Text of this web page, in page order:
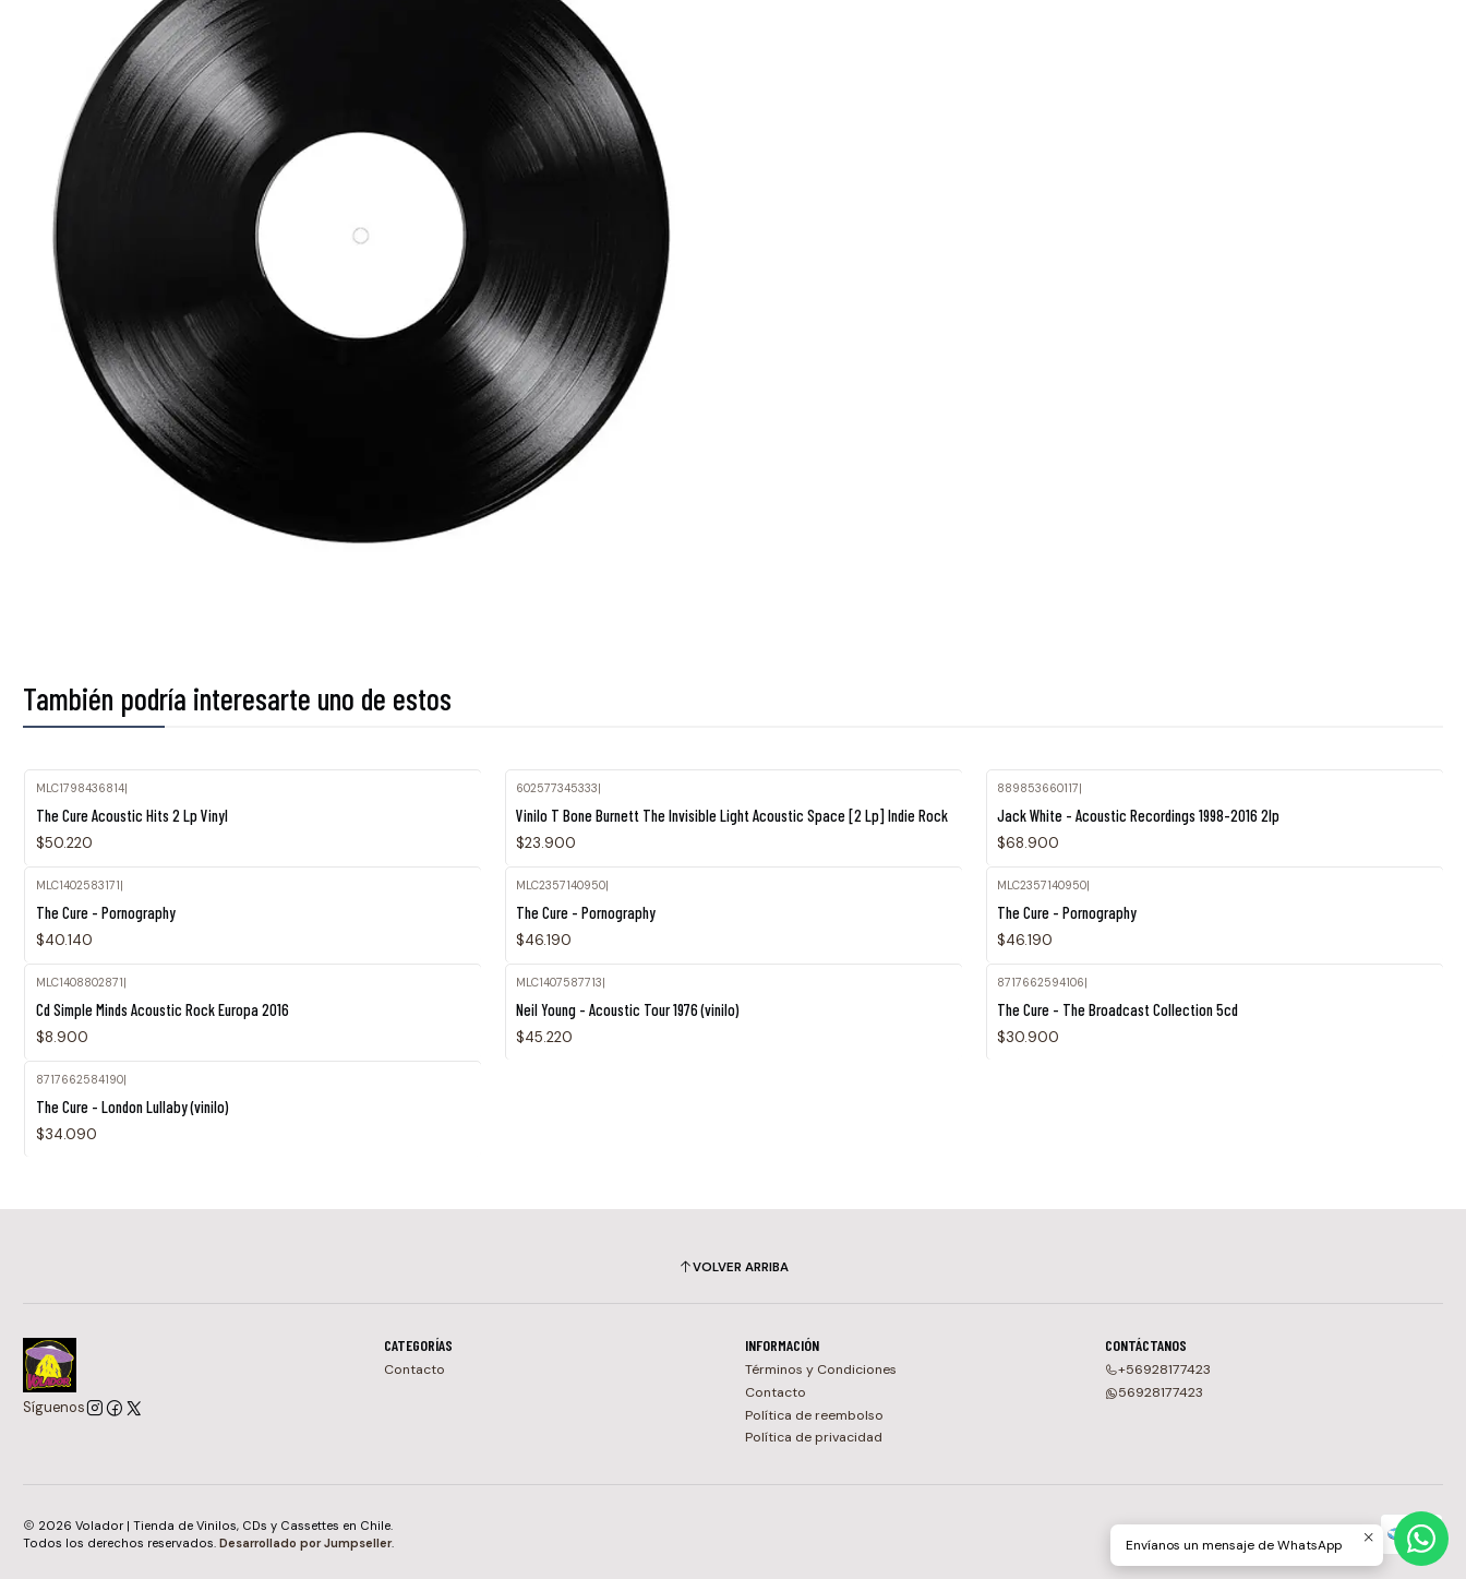
También podría interesarte uno de estos
MLC1798436814|
The Cure Acoustic Hits 2 Lp Vinyl
$50.220
602577345333|
Vinilo T Bone Burnett The Invisible Light Acoustic Space [2 Lp] Indie Rock
$23.900
889853660117|
Jack White - Acoustic Recordings 1998-2016 2lp
$68.900
MLC1402583171|
The Cure - Pornography
$40.140
MLC2357140950|
The Cure - Pornography
$46.190
MLC2357140950|
The Cure - Pornography
$46.190
MLC1408802871
Cd Simple Minds Acoustic Rock Europa 2016
$8.900
MLC1407587713
Neil Young - Acoustic Tour 1976 (vinilo)
$45.220
8717662594106
The Cure - The Broadcast Collection 5cd
$30.900
8717662584190|
The Cure - London Lullaby (vinilo)
$34.090
VOLVER ARRIBA
Síguenos
CATEGORÍAS
Contacto
INFORMACIÓN
Términos y Condiciones
Contacto
Política de reembolso
Política de privacidad
CONTÁCTANOS
+56928177423
56928177423
2026 Volador | Tienda de Vinilos, CDs y Cassettes en Chile.
Todos los derechos reservados. Desarrollado por Jumpseller. Envíanos un mensaje de WhatsApp